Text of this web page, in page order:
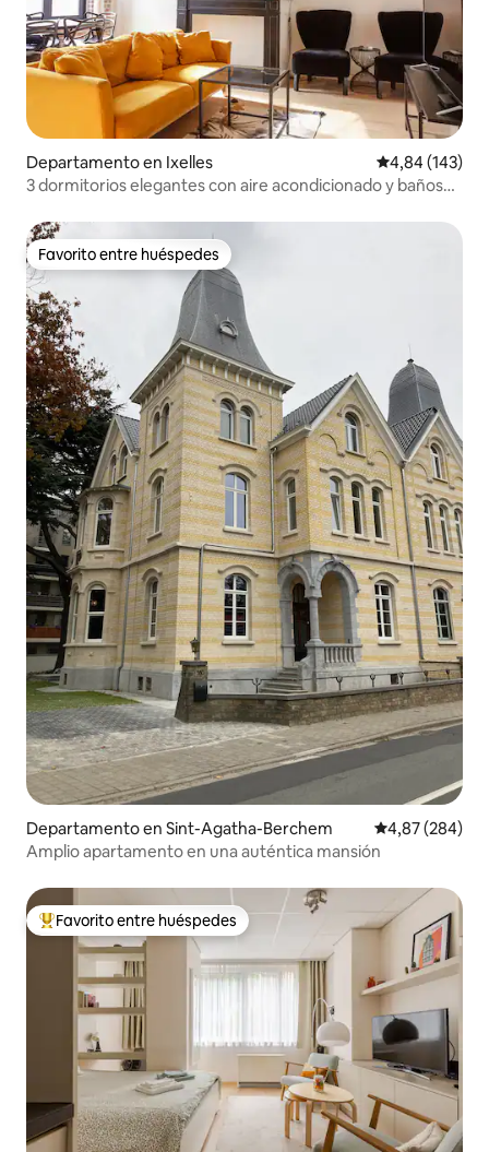
Departamento en Ixelles Calificación
4,84 (143)
3 dormitorios elegantes con aire acondicionado y baños
Favorito entre huéspedes
Favorito entre huéspedes
Departamento en Sint-Agatha-Berchem Calificación
4,87 (284)
Amplio apartamento en una auténtica mansión
Favorito entre los huéspedes más destacados
Favorito entre huéspedes